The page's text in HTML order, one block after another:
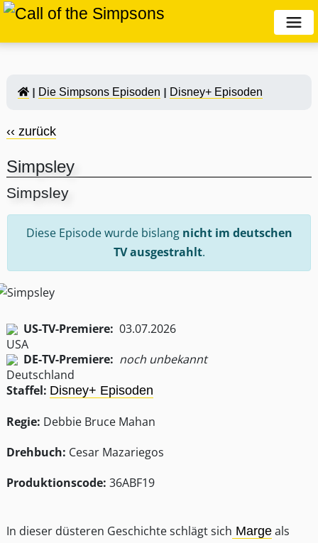
Die Simpsons Episoden Disney+ Episoden
‹‹ zurück
Simpsley
Simpsley
Diese Episode wurde bislang nicht im deutschen
TV ausgestrahlt.
US-TV-Premiere: 03.07.2026
DE-TV-Premiere: noch unbekannt
Staffel: Disney+ Episoden
Regie: Debbie Bruce Mahan
Drehbuch: Cesar Mazariegos
Produktionscode: 36ABF19
In dieser düsteren Geschichte schlägt sich Marge als